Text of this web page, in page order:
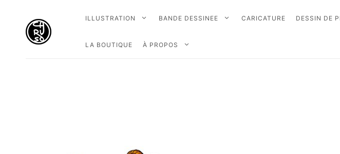
ILLUSTRATION BANDE DESSINEE CARICATURE DESSIN DE
LA BOUTIQUE À PROPOS